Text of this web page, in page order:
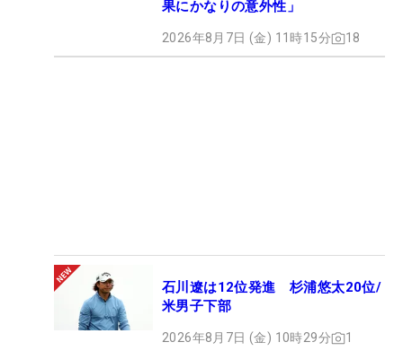
果にかなりの意外性」
2026年8月7日 (金) 11時15分 18
石川遼は12位発進 杉浦悠太20位/
米男子下部
2026年8月7日 (金) 10時29分 1